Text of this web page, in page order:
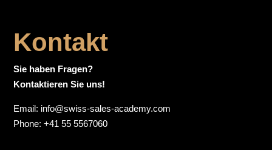
Kontakt
Sie haben Fragen?
Kontaktieren Sie uns!
Email: info@swiss-sales-academy.com
Phone:+41 55 5567060